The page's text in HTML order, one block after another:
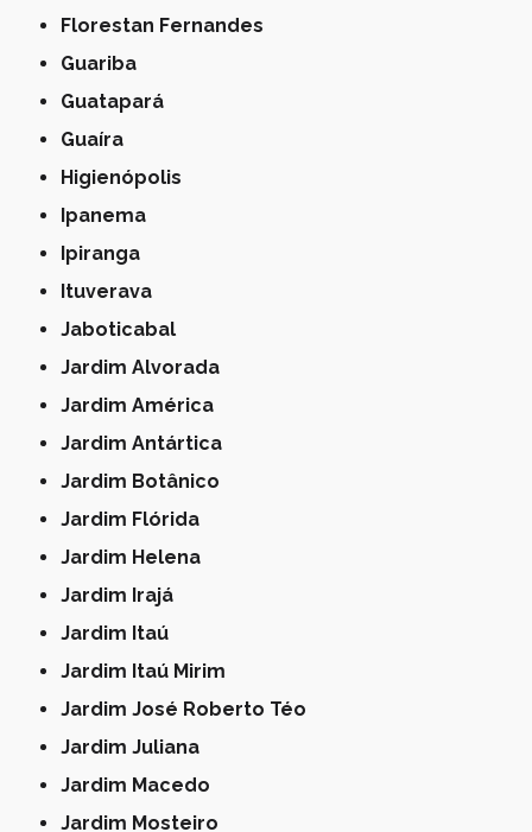
Florestan Fernandes
Guariba
Guatapará
Guaíra
Higienópolis
Ipanema
Ipiranga
Ituverava
Jaboticabal
Jardim Alvorada
Jardim América
Jardim Antártica
Jardim Botânico
Jardim Flórida
Jardim Helena
Jardim Irajá
Jardim Itaú
Jardim Itaú Mirim
Jardim José Roberto Téo
Jardim Juliana
Jardim Macedo
Jardim Mosteiro